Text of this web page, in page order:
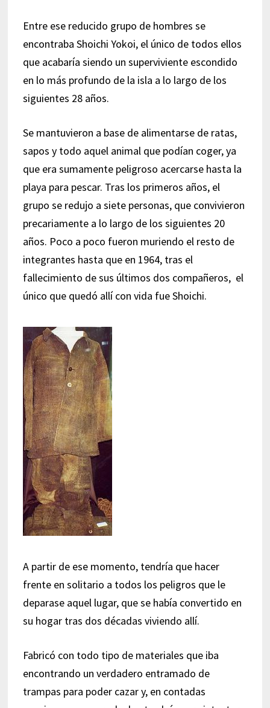
Entre ese reducido grupo de hombres se
encontraba Shoichi Yokoi, el único de todos ellos
que acabaría siendo un superviviente escondido
en lo más profundo de la isla a lo largo de los
siguientes 28 años.
Se mantuvieron a base de alimentarse de ratas,
sapos y todo aquel animal que podían coger, ya
que era sumamente peligroso acercarse hasta la
playa para pescar. Tras los primeros años, el
grupo se redujo a siete personas, que convivieron
precariamente a lo largo de los siguientes 20
años. Poco a poco fueron muriendo el resto de
integrantes hasta que en 1964, tras el
fallecimiento de sus últimos dos compañeros, el
único que quedó allí con vida fue Shoichi.
A partir de ese momento, tendría que hacer
frente en solitario a todos los peligros que le
deparase aquel lugar, que se había convertido en
su hogar tras dos décadas viviendo allí.
Fabricó con todo tipo de materiales que iba
encontrando un verdadero entramado de
trampas para poder cazar y, en contadas